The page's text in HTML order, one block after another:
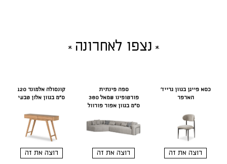
נצפו לאחרונה
כסא פייגן בגוון גרייז'
הארפר
רוצה את זה
ספה פינתית
פורטופינו שמאל 380
ס"מ בגוון אפור פורוול
רוצה את זה
קונסולה אלמונד 120
ס"מ בגוון אלון טבעי
רוצה את זה